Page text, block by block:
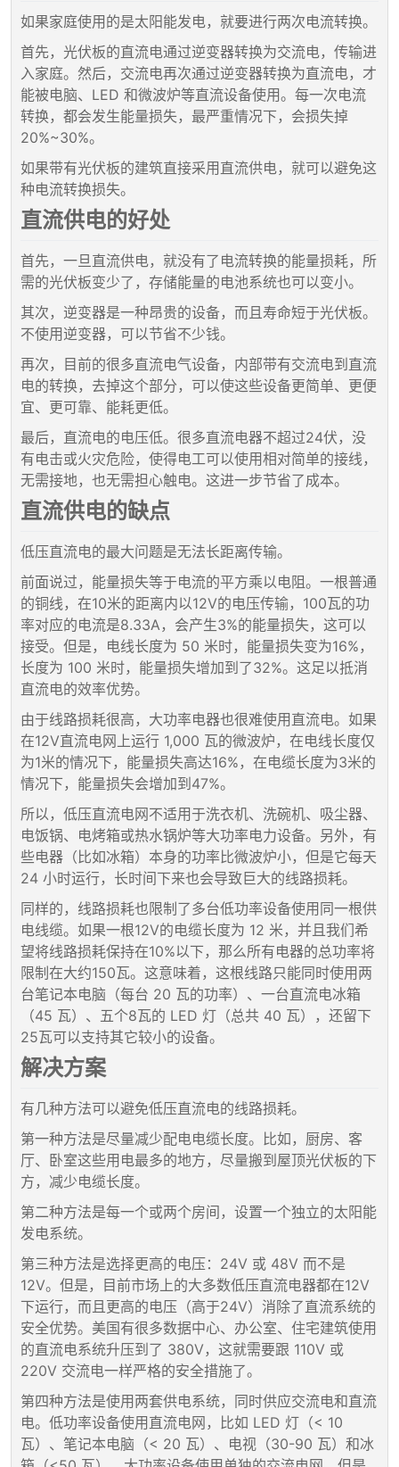
如果家庭使用的是太阳能发电，就要进行两次电流转换。
首先，光伏板的直流电通过逆变器转换为交流电，传输进
入家庭。然后，交流电再次通过逆变器转换为直流电，才
能被电脑、LED 和微波炉等直流设备使用。每一次电流
转换，都会发生能量损失，最严重情况下，会损失掉
20%~30%。
如果带有光伏板的建筑直接采用直流供电，就可以避免这
种电流转换损失。
直流供电的好处
首先，一旦直流供电，就没有了电流转换的能量损耗，所
需的光伏板变少了，存储能量的电池系统也可以变小。
其次，逆变器是一种昂贵的设备，而且寿命短于光伏板。
不使用逆变器，可以节省不少钱。
再次，目前的很多直流电气设备，内部带有交流电到直流
电的转换，去掉这个部分，可以使这些设备更简单、更便
宜、更可靠、能耗更低。
最后，直流电的电压低。很多直流电器不超过24伏，没
有电击或火灾危险，使得电工可以使用相对简单的接线，
无需接地，也无需担心触电。这进一步节省了成本。
直流供电的缺点
低压直流电的最大问题是无法长距离传输。
前面说过，能量损失等于电流的平方乘以电阻。一根普通
的铜线，在10米的距离内以12V的电压传输，100瓦的功
率对应的电流是8.33A，会产生3%的能量损失，这可以
接受。但是，电线长度为 50 米时，能量损失变为16%，
长度为 100 米时，能量损失增加到了32%。这足以抵消
直流电的效率优势。
由于线路损耗很高，大功率电器也很难使用直流电。如果
在12V直流电网上运行 1,000 瓦的微波炉，在电线长度仅
为1米的情况下，能量损失高达16%，在电缆长度为3米的
情况下，能量损失会增加到47%。
所以，低压直流电网不适用于洗衣机、洗碗机、吸尘器、
电饭锅、电烤箱或热水锅炉等大功率电力设备。另外，有
些电器（比如冰箱）本身的功率比微波炉小，但是它每天
24 小时运行，长时间下来也会导致巨大的线路损耗。
同样的，线路损耗也限制了多台低功率设备使用同一根供
电线缆。如果一根12V的电缆长度为 12 米，并且我们希
望将线路损耗保持在10%以下，那么所有电器的总功率将
限制在大约150瓦。这意味着，这根线路只能同时使用两
台笔记本电脑（每台 20 瓦的功率）、一台直流电冰箱
（45 瓦）、五个8瓦的 LED 灯（总共 40 瓦），还留下
25瓦可以支持其它较小的设备。
解决方案
有几种方法可以避免低压直流电的线路损耗。
第一种方法是尽量减少配电电缆长度。比如，厨房、客
厅、卧室这些用电最多的地方，尽量搬到屋顶光伏板的下
方，减少电缆长度。
第二种方法是每一个或两个房间，设置一个独立的太阳能
发电系统。
第三种方法是选择更高的电压：24V 或 48V 而不是
12V。但是，目前市场上的大多数低压直流电器都在12V
下运行，而且更高的电压（高于24V）消除了直流系统的
安全优势。美国有很多数据中心、办公室、住宅建筑使用
的直流电系统升压到了 380V，这就需要跟 110V 或
220V 交流电一样严格的安全措施了。
第四种方法是使用两套供电系统，同时供应交流电和直流
电。低功率设备使用直流电网，比如 LED 灯（< 10
瓦）、笔记本电脑（< 20 瓦）、电视（30-90 瓦）和冰